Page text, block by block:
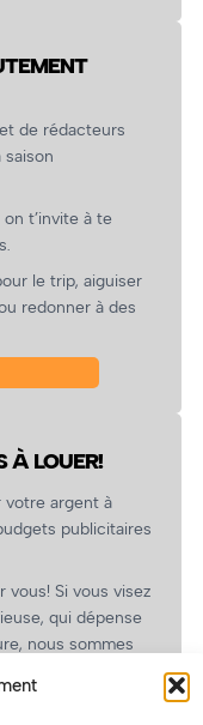
de rédacteurs
t’invite à te
le trip, aiguiser
redonner à des
À LOUER!
votre argent à
publicitaires
vous! Si vous visez
qui dépense
nous sommes